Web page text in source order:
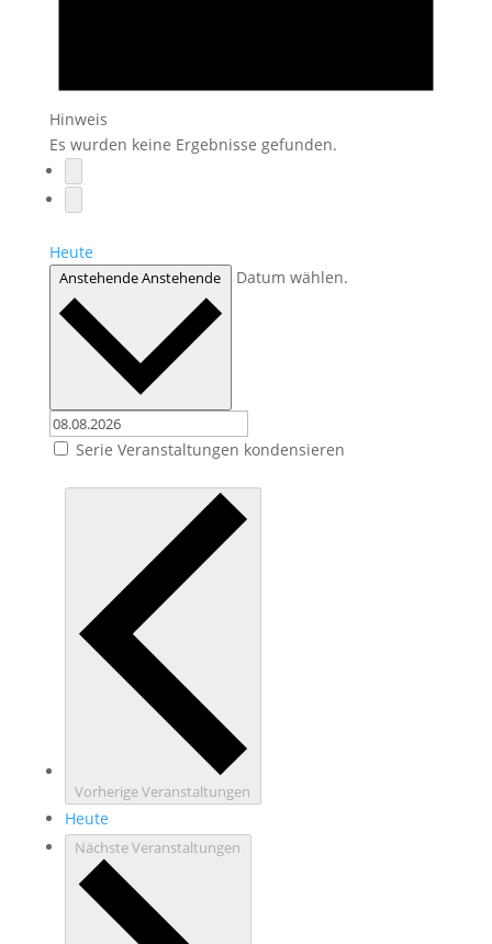
Hinweis
Es wurden keine Ergebnisse gefunden.
Heute
AnstehendeAnstehende Datum wählen.
Serie Veranstaltungen kondensieren
VorherigeVeranstaltungen
Heute
NächsteVeranstaltungen